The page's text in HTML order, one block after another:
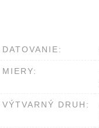
DATOVANIE:
MIERY:
VÝTVARNÝ DRUH: